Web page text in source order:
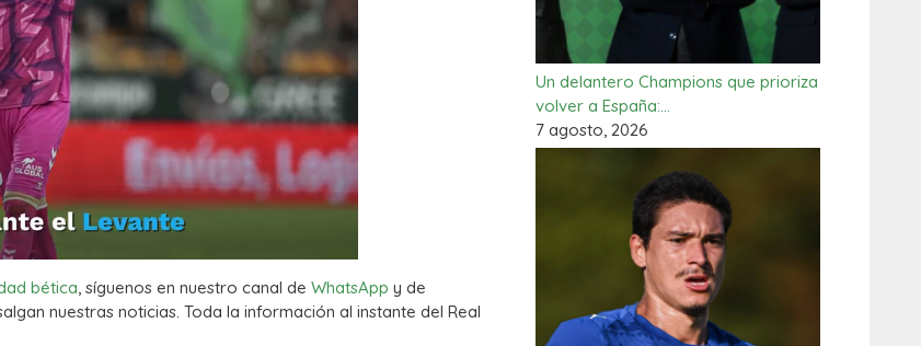
bética, síguenos en nuestro canal de WhatsApp y de
nuestras noticias. Toda la información al instante del Real
Un delantero Champions que prioriza
volver a España:…
7 agosto, 2026